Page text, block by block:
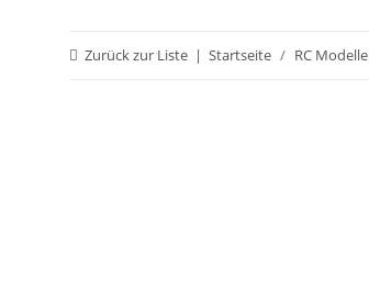
Zurück zur Liste Startseite RC Modelle